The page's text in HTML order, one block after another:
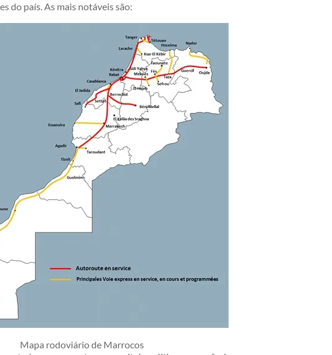
do país. As mais notáveis ​​são:
Mapa rodoviário de Marrocos